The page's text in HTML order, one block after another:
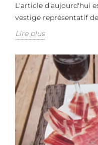
L'article d'aujourd'hui
vestige représentatif
Lire plus